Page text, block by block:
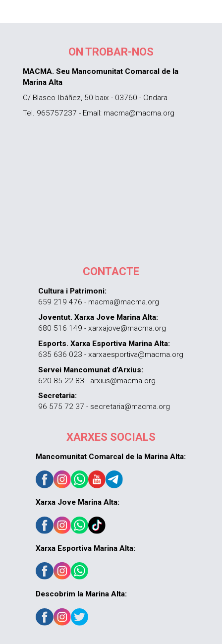
ON TROBAR-NOS
MACMA. Seu Mancomunitat Comarcal de la
Marina Alta
C/ Blasco Ibáñez, 50 baix - 03760 - Ondara
Tel. 965757237 - Email: macma@macma.org
CONTACTE
Cultura i Patrimoni:
659 219 476 - macma@macma.org
Joventut. Xarxa Jove Marina Alta:
680 516 149 - xarxajove@macma.org
Esports. Xarxa Esportiva Marina Alta:
635 636 023 - xarxaesportiva@macma.org
Servei Mancomunat d’Arxius:
620 85 22 83 - arxius@macma.org
Secretaria:
96 575 72 37 - secretaria@macma.org
XARXES SOCIALS
Mancomunitat Comarcal de la Marina Alta:
Xarxa Jove Marina Alta:
Xarxa Esportiva Marina Alta:
Descobrim la Marina Alta: